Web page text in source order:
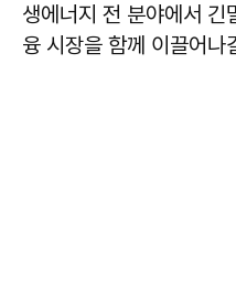
생에너지 전 분야에서 긴
융 시장을 함께 이끌어나